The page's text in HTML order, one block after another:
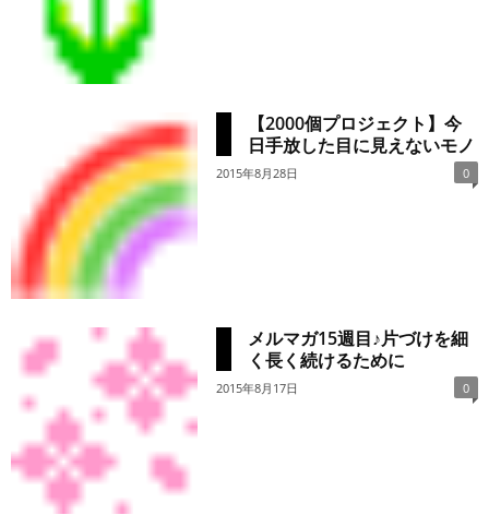
【2000個プロジェクト】今
日手放した目に見えないモノ
2015年8月28日 0
メルマガ15週目♪片づけを細
く長く続けるために
2015年8月17日 0